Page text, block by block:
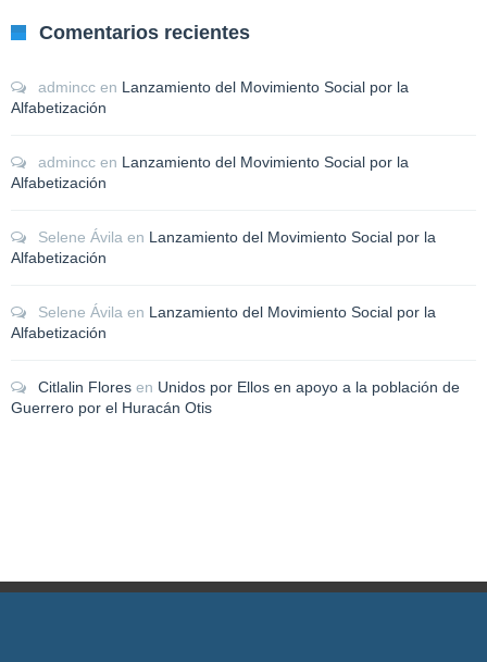
Comentarios recientes
admincc en Lanzamiento del Movimiento Social por la
Alfabetización
admincc en Lanzamiento del Movimiento Social por la
Alfabetización
Selene Ávila en Lanzamiento del Movimiento Social por la
Alfabetización
Selene Ávila en Lanzamiento del Movimiento Social por la
Alfabetización
Citlalin Flores en Unidos por Ellos en apoyo a la población de
Guerrero por el Huracán Otis